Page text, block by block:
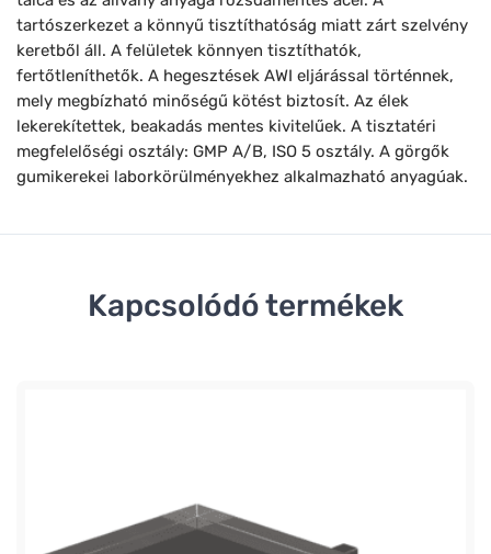
tartószerkezet a könnyű tisztíthatóság miatt zárt szelvény
keretből áll. A felületek könnyen tisztíthatók,
fertőtleníthetők. A hegesztések AWI eljárással történnek,
mely megbízható minőségű kötést biztosít. Az élek
lekerekítettek, beakadás mentes kivitelűek. A tisztatéri
megfelelőségi osztály: GMP A/B, ISO 5 osztály. A görgők
gumikerekei laborkörülményekhez alkalmazható anyagúak.
Kapcsolódó termékek